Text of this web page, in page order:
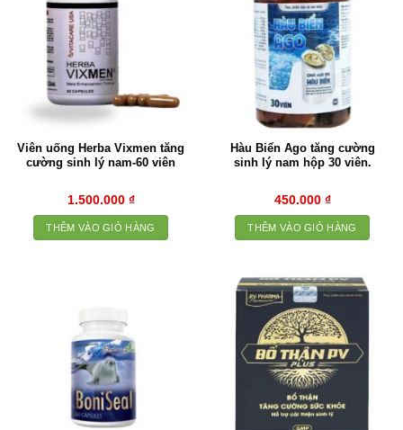
Viên uống Herba Vixmen tăng
cường sinh lý nam-60 viên
1.500.000 ₫
THÊM VÀO GIỎ HÀNG
Hàu Biển Ago tăng cường
sinh lý nam hộp 30 viên.
450.000 ₫
THÊM VÀO GIỎ HÀNG